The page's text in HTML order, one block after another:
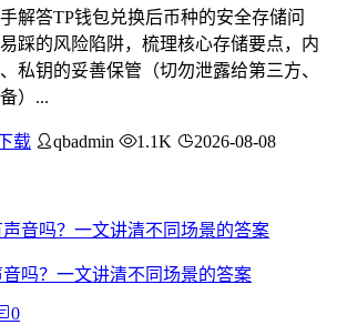
解答TP钱包兑换后币种的安全存储问
踩的风险陷阱，梳理核心存储要点，内
私钥的妥善保管（切勿泄露给第三方、
）...
载 qbadmin 1.1K 2026-08-08
吗？一文讲清不同场景的答案
0